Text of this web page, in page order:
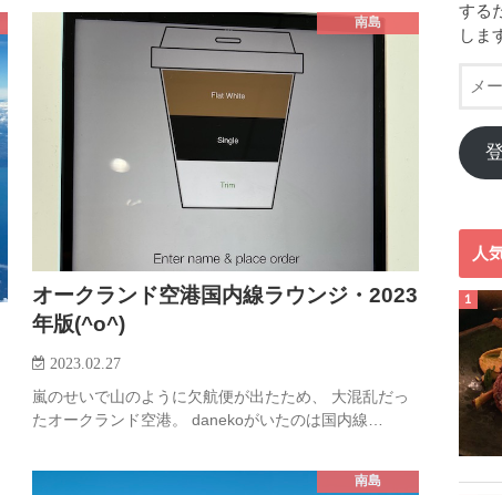
南島
オークランド空港国内線ラウンジ・2023
年版(^o^)
2023.02.27
嵐のせいで山のように欠航便が出たため、 大混乱だっ
たオークランド空港。 danekoがいたのは国内線…
南島
する
しま
ー
ア
ド
人